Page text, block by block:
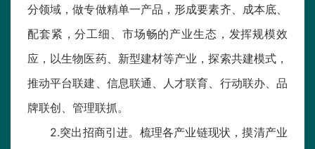
分领域，做专做精单一产品，形成要素齐、成本底、
配套紧，分工细、市场畅的产业生态，发挥规模效
应，以生物医药、新型建材等产业，探索共建模式，
推动平台联建、信息联通、人才联育、行动联办、品
牌联创、管理联抓。
2.突出招商引进。梳理各产业链现状，摸清产业